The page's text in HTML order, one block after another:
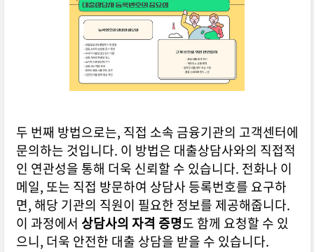
두 번째 방법으로는, 직접 소속 금융기관의 고객센터에
문의하는 것입니다. 이 방법은 대출상담사와의 직접적
인 연관성을 통해 더욱 신뢰할 수 있습니다. 전화나 이
메일, 또는 직접 방문하여 상담사 등록번호를 요구하
면, 해당 기관의 직원이 필요한 정보를 제공해줍니다.
이 과정에서 상담사의 자격 증명도 함께 요청할 수 있
으니, 더욱 안전한 대출 상담을 받을 수 있습니다.